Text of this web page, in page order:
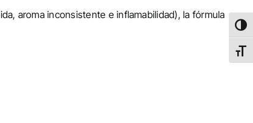
aroma inconsistente e inflamabilidad), la fórmula